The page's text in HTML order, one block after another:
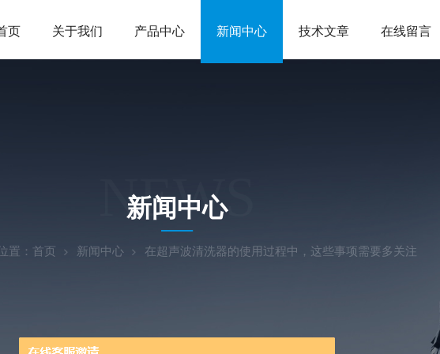
页 关于我们 产品中心 新闻中心 技术文章 在线留言
NEWS
新闻中心
置： 首页 新闻中心 在超声波清洗器的使用过程中，这些事项需要多关注